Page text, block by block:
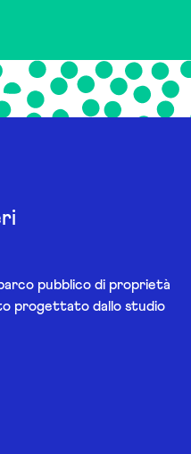
pubblico di proprietà
progettato dallo studio